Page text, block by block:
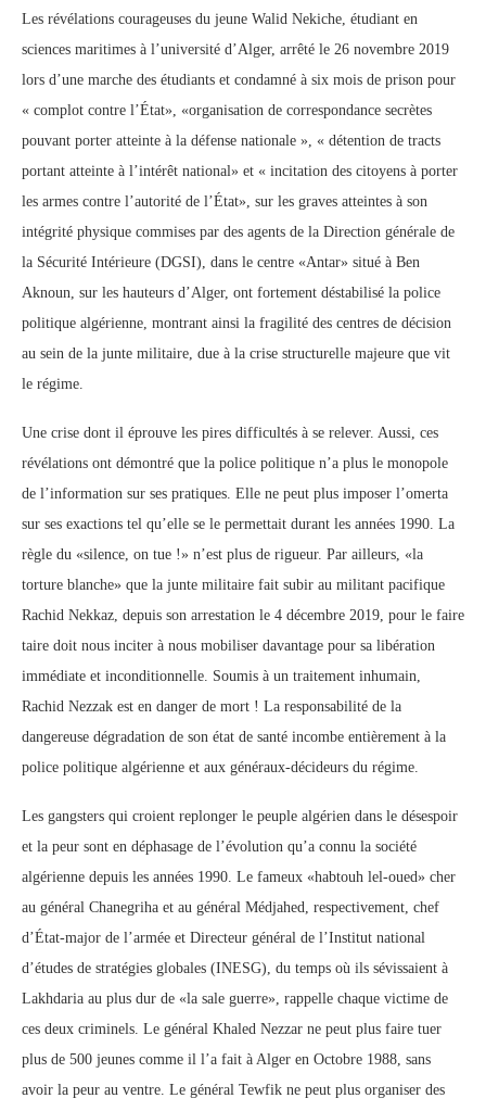
Les révélations courageuses du jeune Walid Nekiche, étudiant en
sciences maritimes à l’université d’Alger, arrêté le 26 novembre 2019
lors d’une marche des étudiants et condamné à six mois de prison pour
« complot contre l’État», «organisation de correspondance secrètes
pouvant porter atteinte à la défense nationale », « détention de tracts
portant atteinte à l’intérêt national» et « incitation des citoyens à porter
les armes contre l’autorité de l’État», sur les graves atteintes à son
intégrité physique commises par des agents de la Direction générale de
la Sécurité Intérieure (DGSI), dans le centre «Antar» situé à Ben
Aknoun, sur les hauteurs d’Alger, ont fortement déstabilisé la police
politique algérienne, montrant ainsi la fragilité des centres de décision
au sein de la junte militaire, due à la crise structurelle majeure que vit
le régime.
Une crise dont il éprouve les pires difficultés à se relever. Aussi, ces
révélations ont démontré que la police politique n’a plus le monopole
de l’information sur ses pratiques. Elle ne peut plus imposer l’omerta
sur ses exactions tel qu’elle se le permettait durant les années 1990. La
règle du «silence, on tue !» n’est plus de rigueur. Par ailleurs, «la
torture blanche» que la junte militaire fait subir au militant pacifique
Rachid Nekkaz, depuis son arrestation le 4 décembre 2019, pour le faire
taire doit nous inciter à nous mobiliser davantage pour sa libération
immédiate et inconditionnelle. Soumis à un traitement inhumain,
Rachid Nezzak est en danger de mort ! La responsabilité de la
dangereuse dégradation de son état de santé incombe entièrement à la
police politique algérienne et aux généraux-décideurs du régime.
Les gangsters qui croient replonger le peuple algérien dans le désespoir
et la peur sont en déphasage de l’évolution qu’a connu la société
algérienne depuis les années 1990. Le fameux «habtouh lel-oued» cher
au général Chanegriha et au général Médjahed, respectivement, chef
d’État-major de l’armée et Directeur général de l’Institut national
d’études de stratégies globales (INESG), du temps où ils sévissaient à
Lakhdaria au plus dur de «la sale guerre», rappelle chaque victime de
ces deux criminels. Le général Khaled Nezzar ne peut plus faire tuer
plus de 500 jeunes comme il l’a fait à Alger en Octobre 1988, sans
avoir la peur au ventre. Le général Tewfik ne peut plus organiser des